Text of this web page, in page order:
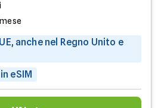
anche nel Regno Unito e
eSIM